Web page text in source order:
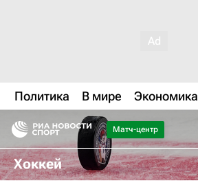
Политика В мире Экономика
Матч-центр
Хоккей